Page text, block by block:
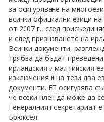
за осигуряване на
всички официални езици
от 2007 г., след
и след признаването на
Всички документи,
трябва да бъдат
ирландския и малтийския
изключения и на тези два
документи. ЕП осигурява
че всеки член да може да
Генералният секретариат
Брюксел.